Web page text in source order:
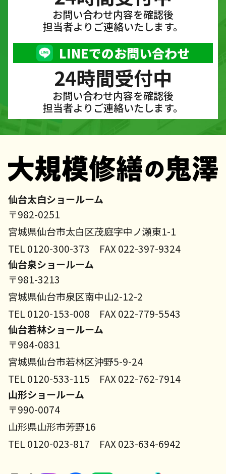
お問い合わせ内容を確認後
担当者よりご連絡いたします。
LINEでのお問い合わせ
24時間受付中
お問い合わせ内容を確認後
担当者よりご連絡いたします。
仙台太白ショールーム
〒982-0251
宮城県仙台市太白区茂庭字中ノ瀬東1-1
TEL 0120-300-373 FAX 022-397-9324
仙台泉ショールーム
〒981-3213
宮城県仙台市泉区南中山2-12-2
TEL 0120-153-008 FAX 022-779-5543
仙台若林ショールーム
〒984-0831
宮城県仙台市若林区沖野5-9-24
TEL 0120-533-115 FAX 022-762-7914
山形ショールーム
〒990-0074
山形県山形市芳野16
TEL 0120-023-817 FAX 023-634-6942